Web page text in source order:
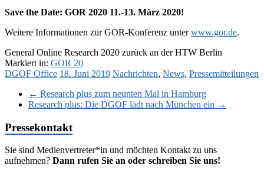
Save the Date: GOR 2020 11.-13. März 2020!
Weitere Informationen zur GOR-Konferenz unterwww.gor.de.
General Online Research 2020 zurück an der HTW Berlin
Markiert in: GOR 20
DGOF Office 18. Juni 2019 Nachrichten, News, Pressemitteilungen
← Research plus zum neunten Mal in Hamburg
Research plus: Die DGOF lädt nach München ein →
Pressekontakt
Sie sind Medienvertreter*in und möchten Kontakt zu uns
aufnehmen? Dann rufen Sie an oder schreiben Sie uns!